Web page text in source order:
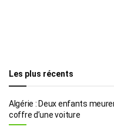
Les plus récents
Algérie : Deux enfants
coffre d’une voiture